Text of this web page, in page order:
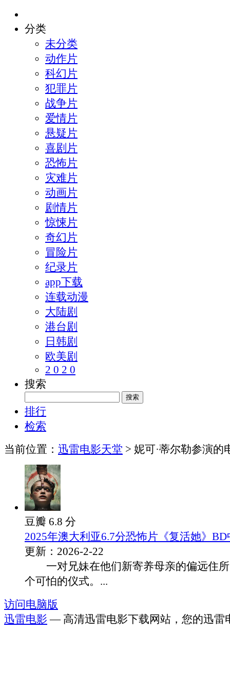
分类
未分类
动作片
科幻片
犯罪片
战争片
爱情片
悬疑片
喜剧片
恐怖片
灾难片
动画片
剧情片
惊悚片
奇幻片
冒险片
纪录片
app下载
连载动漫
大陆剧
港台剧
日韩剧
欧美剧
2 0 2 0
搜索
排行
检索
当前位置： 迅雷电影天堂 > 妮可·蒂尔勒参演的
豆瓣 6.8 分
2025年澳大利亚6.7分恐怖片《复活她》
更新：2026-2-22
一对兄妹在他们新寄养母亲的偏远住所
个可怕的仪式。...
访问电脑版
迅雷电影 — 高清迅雷电影下载网站，您的迅雷